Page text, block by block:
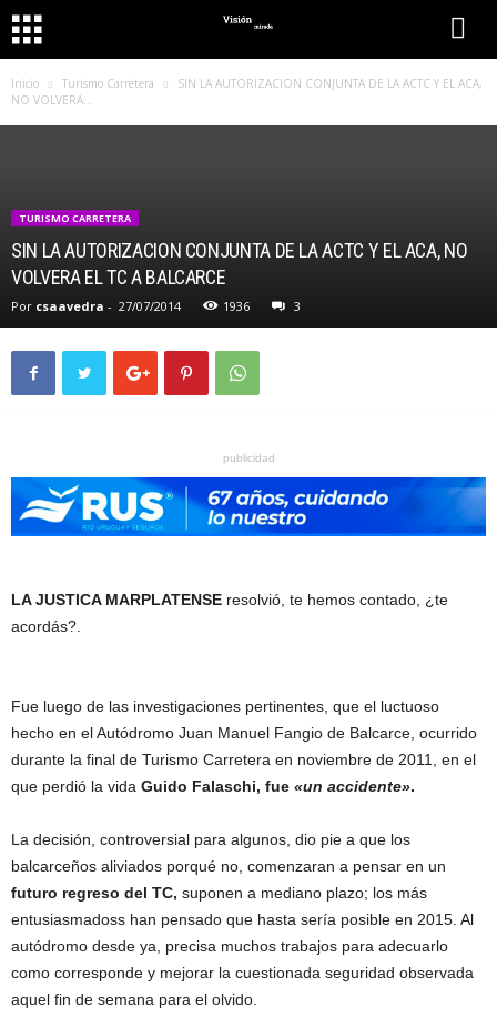
Inicio Turismo Carretera
SIN LA AUTORIZACION CONJUNTA DE LA ACTC Y EL ACA,
NO VOLVERA...
TURISMO CARRETERA
SIN LA AUTORIZACION CONJUNTA DE LA ACTC Y EL ACA, NO
VOLVERA EL TC A BALCARCE
Por csaavedra - 27/07/2014 1936 3
publicidad
LA JUSTICA MARPLATENSE resolvió, te hemos contado, ¿te
acordás?.
Fue luego de las investigaciones pertinentes, que el luctuoso
hecho en el Autódromo Juan Manuel Fangio de Balcarce, ocurrido
durante la final de Turismo Carretera en noviembre de 2011, en el
que perdió la vida Guido Falaschi, fue «un accidente».
La decisión, controversial para algunos, dio pie a que los
balcarceños aliviados porqué no, comenzaran a pensar en un
futuro regreso del TC, suponen a mediano plazo; los más
entusiasmadoss han pensado que hasta sería posible en 2015. Al
autódromo desde ya, precisa muchos trabajos para adecuarlo
como corresponde y mejorar la cuestionada seguridad observada
aquel fin de semana para el olvido.